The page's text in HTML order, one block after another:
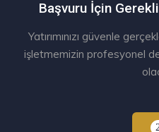
Başvuru İçin Gerekli
Yatırımınızı güvenle
işletmemizin profesyonel